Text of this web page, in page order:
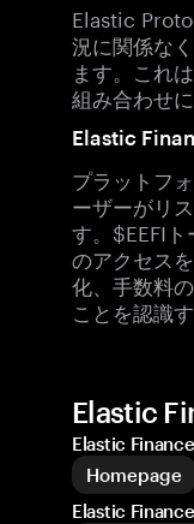
Elastic
況に関係な
ます。これ
組み合わせ
Elastic
プラットフ
ーザーがリ
す。$EEFI
のアクセス
化、手数料
ことを認識
Elastic
Elastic
Homepage
Elastic